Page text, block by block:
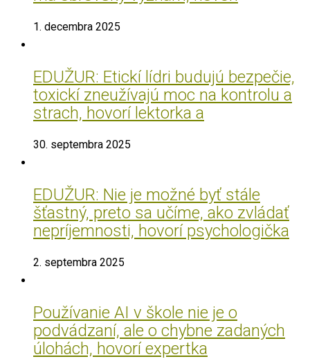
1. decembra 2025
EDUŽUR: Etickí lídri budujú bezpečie,
toxickí zneužívajú moc na kontrolu a
strach, hovorí lektorka a
30. septembra 2025
EDUŽUR: Nie je možné byť stále
šťastný, preto sa učíme, ako zvládať
nepríjemnosti, hovorí psychologička
2. septembra 2025
Používanie AI v škole nie je o
podvádzaní, ale o chybne zadaných
úlohách, hovorí expertka